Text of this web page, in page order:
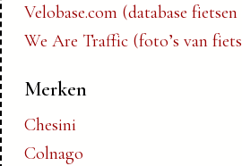
Velobase.com (database
We Are Traffic (foto’s van
Merken
Chesini
Colnago